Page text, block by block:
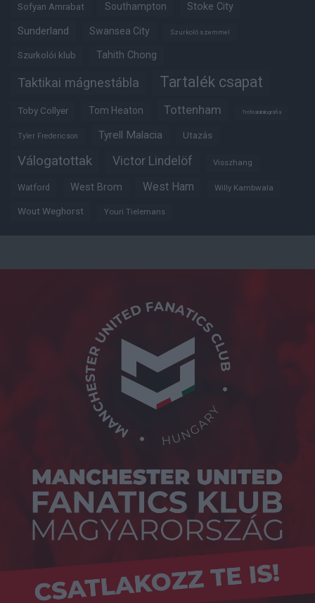
Sofyan Amrabat Southampton Stoke City
Sunderland Swansea City Szurkoló szemmel
Szurkolói klub Tahith Chong
Taktikai mágnestábla Tartalék csapat
Toby Collyer Tom Heaton Tottenham Trófeabibliográfia
Tyler Fredericson Tyrell Malacia Utazás
Válogatottak Victor Lindelöf Visszhang
Watford West Brom West Ham Willy Kambwala
Wout Weghorst Youri Tielemans